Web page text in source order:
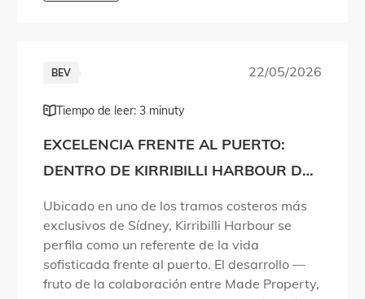
BEV 22/05/2026
Tiempo de leer: 3 minuty
EXCELENCIA FRENTE AL PUERTO:
DENTRO DE KIRRIBILLI HARBOUR DE
Ubicado en uno de los tramos costeros más
exclusivos de Sídney, Kirribilli Harbour se
perfila como un referente de la vida
sofisticada frente al puerto. El desarrollo —
fruto de la colaboración entre Made Property,